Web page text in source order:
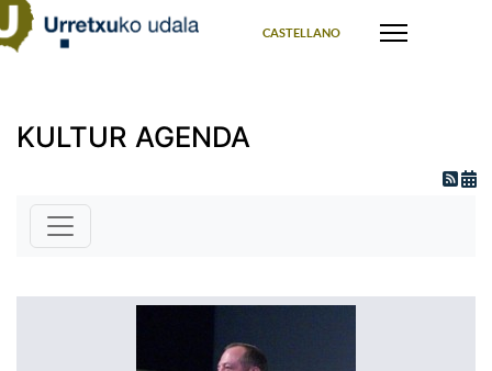
CASTELLANO
KULTUR AGENDA